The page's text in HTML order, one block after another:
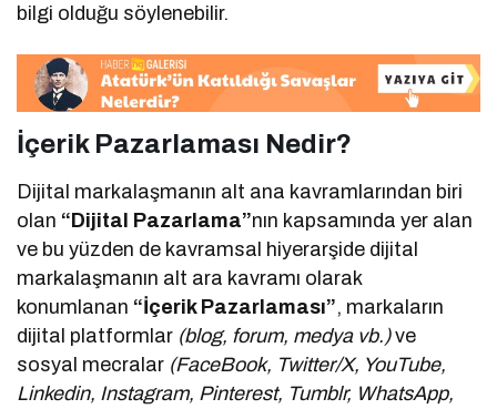
bilgi olduğu söylenebilir.
İçerik Pazarlaması Nedir?
Dijital markalaşmanın alt ana kavramlarından biri
olan “Dijital Pazarlama”nın kapsamında yer alan
ve bu yüzden de kavramsal hiyerarşide dijital
markalaşmanın alt ara kavramı olarak
konumlanan “İçerik Pazarlaması”, markaların
dijital platformlar (blog, forum, medya vb.)ve
sosyal mecralar (FaceBook, Twitter/X, YouTube,
Linkedin, Instagram, Pinterest, Tumblr, WhatsApp,